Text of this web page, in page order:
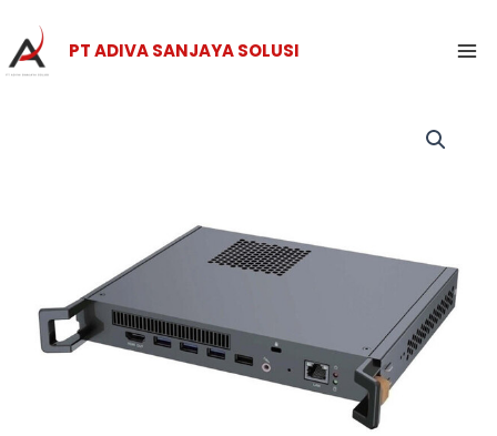
to
content
PT ADIVA SANJAYA SOLUSI